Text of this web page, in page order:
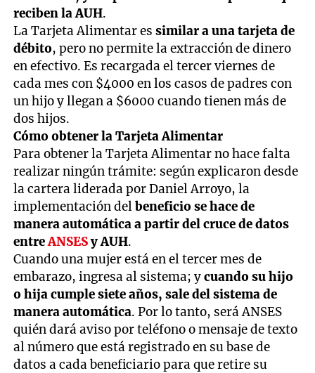
reciben la AUH.
La Tarjeta Alimentar essimilar a una tarjeta de
débito, pero no permite la extracción de dinero
en efectivo. Es recargada el tercer viernes de
cada mes con $4000 en los casos de padres con
un hijo y llegan a $6000 cuando tienen más de
dos hijos.
Cómo obtener la Tarjeta Alimentar
Para obtener la Tarjeta Alimentar no hace falta
realizar ningún trámite: según explicaron desde
la cartera liderada por Daniel Arroyo, la
implementación delbeneficio se hace de
manera automática a partir del cruce de datos
entreANSESy AUH.
Cuando una mujer está en el tercer mes de
embarazo, ingresa al sistema; ycuando su hijo
o hija cumple siete años, sale del sistema de
manera automática. Por lo tanto, será ANSES
quién dará aviso por teléfono o mensaje de texto
al número que está registrado en su base de
datos a cada beneficiario para que retire su